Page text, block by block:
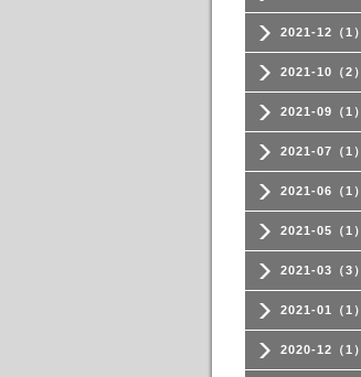
2021-12（1）
2021-10（2）
2021-09（1）
2021-07（1）
2021-06（1）
2021-05（1）
2021-03（3）
2021-01（1）
2020-12（1）